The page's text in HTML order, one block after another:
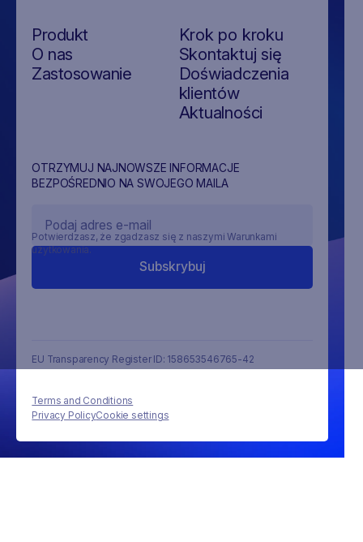
OTRZYMUJ NAJNOWSZE INFORMACJE
BEZPOŚREDNIO NA SWOJEGO MAILA
Potwierdzasz, że zgadzasz się z naszymi Warunkami
użytkowania.
Produkt
O nas
Zastosowanie
Krok po kroku
Skontaktuj się
Doświadczenia
klientów
Aktualności
EU Transparency Register ID: 158653546765-42
Terms and Conditions
Privacy PolicyCookie settings